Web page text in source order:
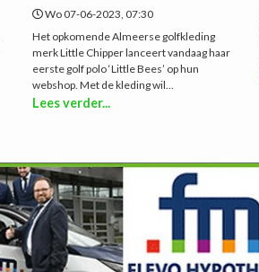
Wo 07-06-2023, 07:30
Het opkomende Almeerse golfkleding
merk Little Chipper lanceert vandaag haar
eerste golf polo ‘Little Bees’ op hun
webshop. Met de kleding wil...
Lees verder...